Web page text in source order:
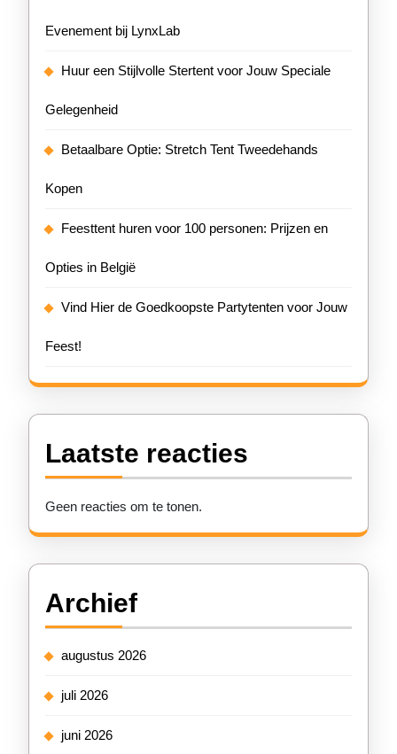
Evenement bij LynxLab
Huur een Stijlvolle Stertent voor Jouw Speciale
Gelegenheid
Betaalbare Optie: Stretch Tent Tweedehands
Kopen
Feesttent huren voor 100 personen: Prijzen en
Opties in België
Vind Hier de Goedkoopste Partytenten voor Jouw
Feest!
Laatste reacties
Geen reacties om te tonen.
Archief
augustus 2026
juli 2026
juni 2026